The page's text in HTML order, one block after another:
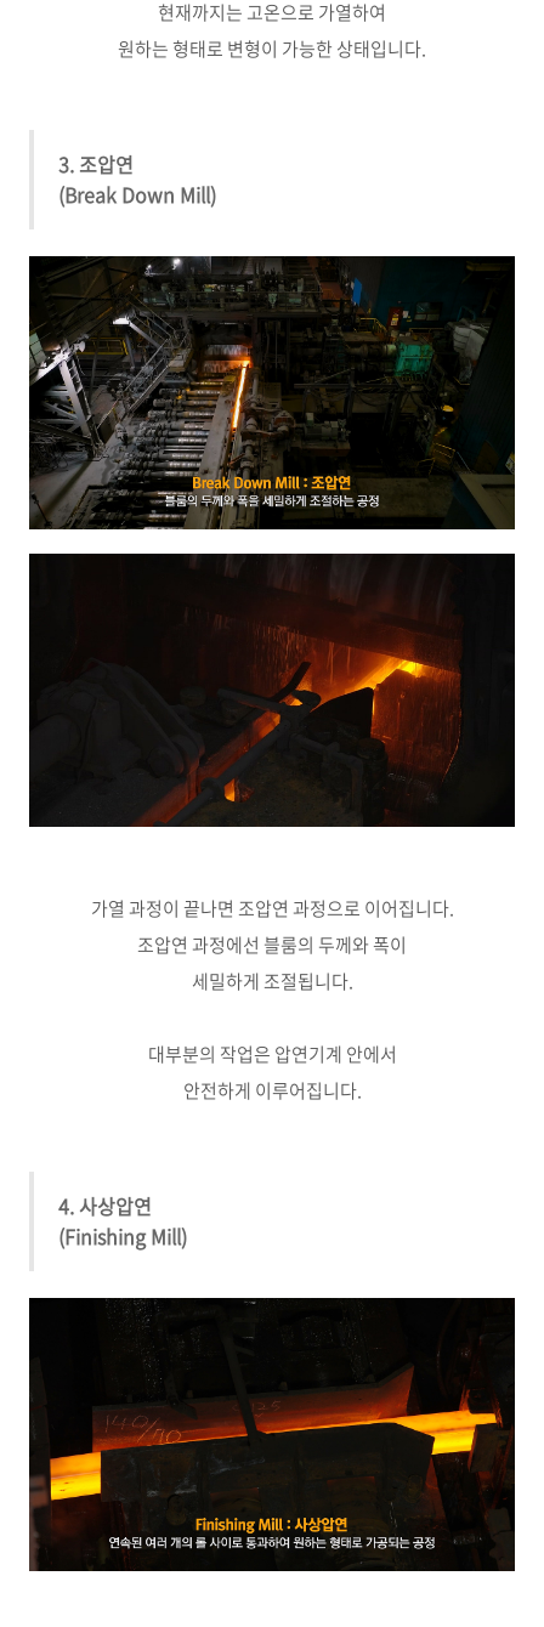
현재까지는 고온으로 가열하여
원하는 형태로 변형이 가능한 상태입니다.
3. 조압연
(Break Down Mill)
가열 과정이 끝나면 조압연 과정으로 이어집니다.
조압연 과정에선 블룸의 두께와 폭이
세밀하게 조절됩니다.
대부분의 작업은 압연기계 안에서
안전하게 이루어집니다.
4. 사상압연
(Finishing Mill)